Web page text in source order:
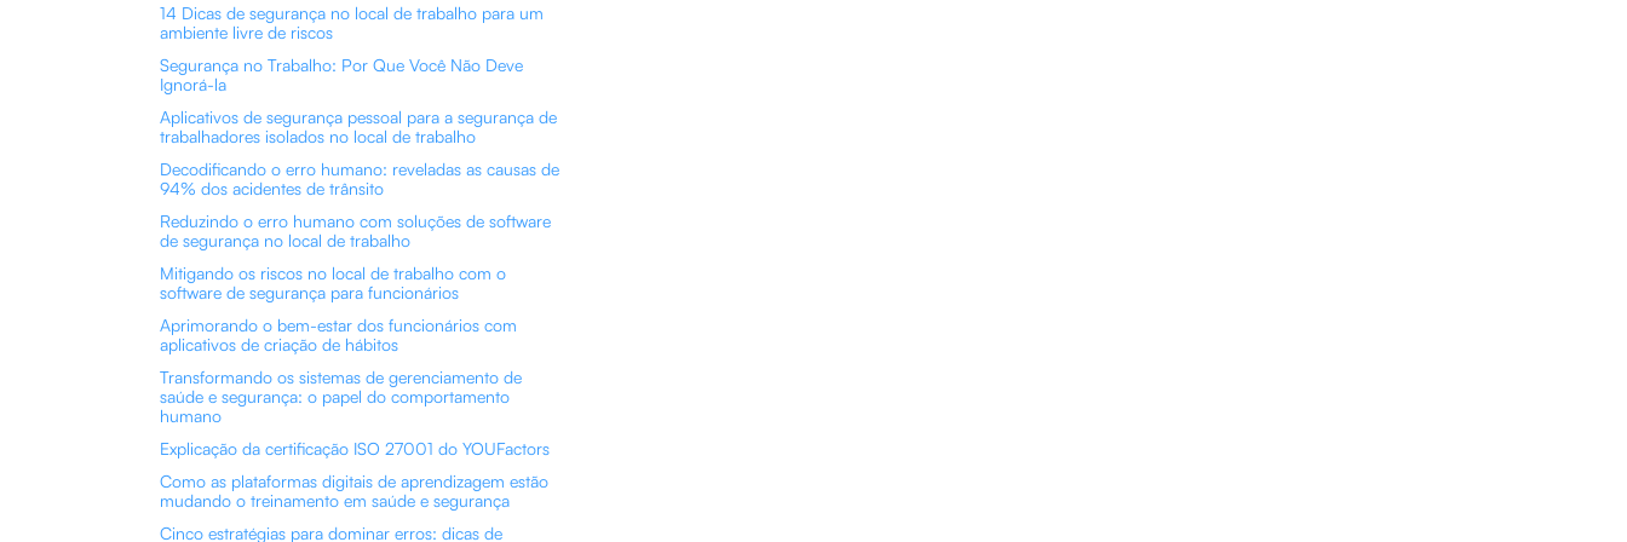
14 Dicas de segurança no local de trabalho para um
ambiente livre de riscos
Segurança no Trabalho: Por Que Você Não Deve
Ignorá-la
Aplicativos de segurança pessoal para a segurança de
trabalhadores isolados no local de trabalho
Decodificando o erro humano: reveladas as causas de
94% dos acidentes de trânsito
Reduzindo o erro humano com soluções de software
de segurança no local de trabalho
Mitigando os riscos no local de trabalho com o
software de segurança para funcionários
Aprimorando o bem-estar dos funcionários com
aplicativos de criação de hábitos
Transformando os sistemas de gerenciamento de
saúde e segurança: o papel do comportamento
humano
Explicação da certificação ISO 27001 do YOUFactors
Como as plataformas digitais de aprendizagem estão
mudando o treinamento em saúde e segurança
Cinco estratégias para dominar erros: dicas de